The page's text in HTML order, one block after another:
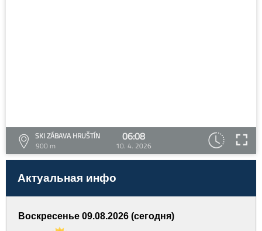
SKI ZÁBAVA HRUŠTÍN
900 m
06:08
10. 4. 2026
Актуальная инфо
Воскресенье 09.08.2026 (сегодня)